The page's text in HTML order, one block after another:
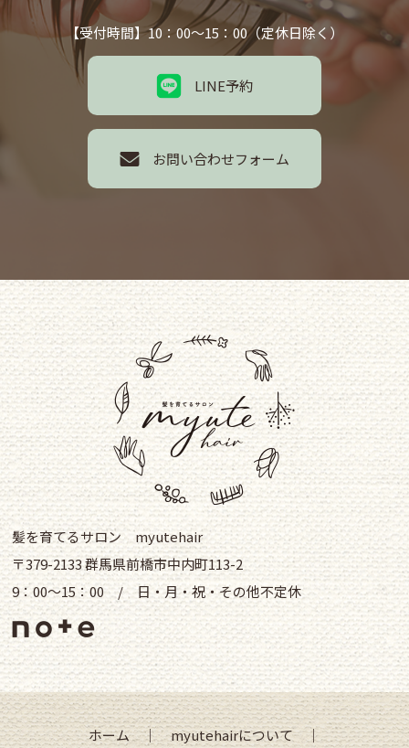
【受付時間】10：00～15：00（定休日除く）
LINE予約
お問い合わせフォーム
髪を育てるサロン myutehair
〒379-2133 群馬県前橋市中内町113-2
9：00～15：00 / 日・月・祝・その他不定休
ホーム｜myutehairについて｜